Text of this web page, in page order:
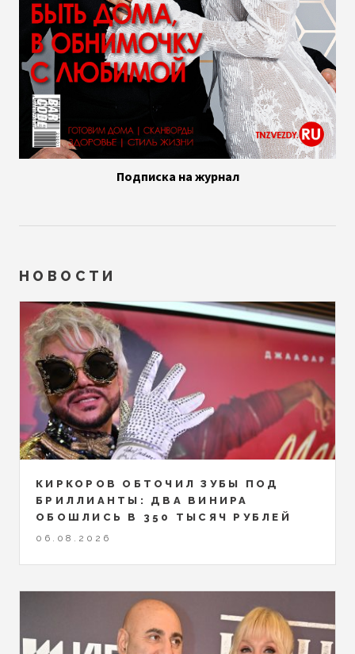
Подписка на журнал
НОВОСТИ
КИРКОРОВ ОБТОЧИЛ ЗУБЫ ПОД
БРИЛЛИАНТЫ: ДВА ВИНИРА
ОБОШЛИСЬ В 350 ТЫСЯЧ РУБЛЕЙ
06.08.2026